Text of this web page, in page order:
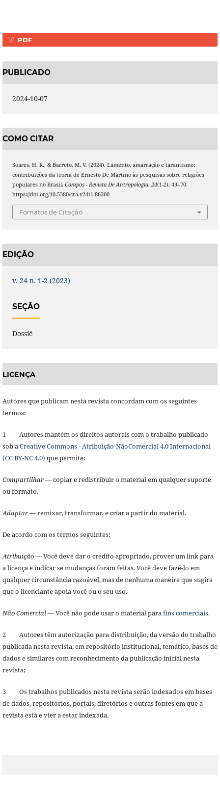
PDF
PUBLICADO
2024-10-07
COMO CITAR
Soares, H. R., & Barreto, M. V. (2024). Lamento, amarração e tarantismo:
contribuições da teoria de Ernesto De Martino às pesquisas sobre religiões
populares no Brasil. Campos - Revista De Antropologia, 24(1-2), 43–70.
https://doi.org/10.5380/cra.v24i1.86200
Fomatos de Citação
EDIÇÃO
v. 24 n. 1-2 (2023)
SEÇÃO
Dossiê
LICENÇA
Autores que publicam nesta revista concordam com os seguintes
termos:
1 Autores mantém os direitos autorais com o trabalho publicado
sob aCreative Commons - Atribuição-NãoComercial 4.0 Internacional
(CC BY-NC 4.0) que permite:
Compartilhar— copiar e redistribuir o material em qualquer suporte
ou formato.
Adaptar— remixar, transformar, e criar a partir do material.
De acordo com os termos seguintes:
Atribuição— Você deve dar o crédito apropriado, prover um link para
a licença e indicar se mudanças foram feitas. Você deve fazê-lo em
qualquer circunstância razoável, mas de nenhuma maneira que sugira
que o licenciante apoia você ou o seu uso.
Não Comercial— Você não pode usar o material parafins comerciais.
2 Autores têm autorização para distribuição, da versão do trabalho
publicada nesta revista, em repositório institucional, temático, bases de
dados e similares com reconhecimento da publicação inicial nesta
revista;
3 Os trabalhos publicados nesta revista serão indexados em bases
de dados, repositórios, portais, diretórios e outras fontes em que a
revista está e vier a estar indexada.